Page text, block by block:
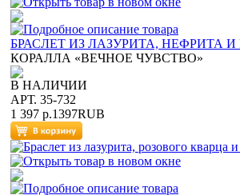
БРАСЛЕТ ИЗ ЛАЗУРИТА, НЕФРИТА
КОРАЛЛА «ВЕЧНОЕ ЧУВСТВО»
В НАЛИЧИИ
АРТ. 35-732
1 397 р.1397RUB